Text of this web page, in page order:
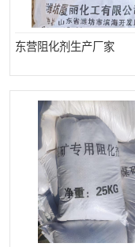
东营阻化剂生产厂家